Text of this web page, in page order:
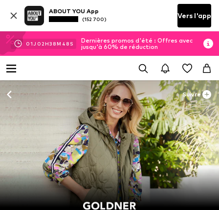
ABOUT YOU App
(152 700) Vers l'app
01J 02H38M 47 S
Dernières promos d'été : Offres avec
jusqu'à 60% de réduction
Suivre